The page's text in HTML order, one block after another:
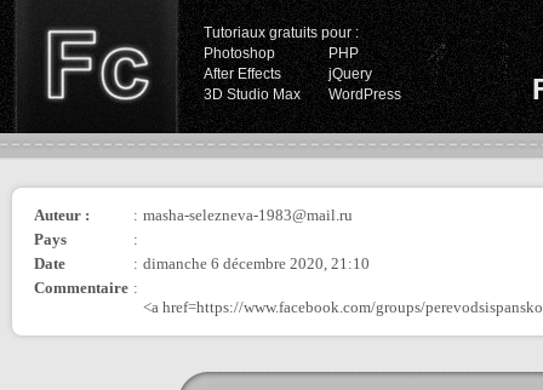
Tutoriaux gratuits pour :
Photoshop
PHP
After Effects
jQuery
3D Studio Max
WordPress
Auteur : : masha-selezneva-1983@mail.ru
Pays
:
Date
: dimanche 6 décembre 2020, 21:10
Commentaire :
<a href=https://www.facebook.com/groups/